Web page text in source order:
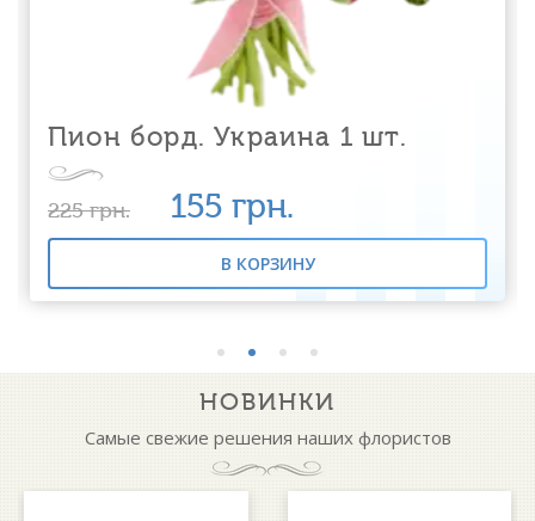
Пион борд. Украина 1 шт.
225грн. 155 грн.
В КОРЗИНУ
НОВИНКИ
Самые свежие решения наших флористов